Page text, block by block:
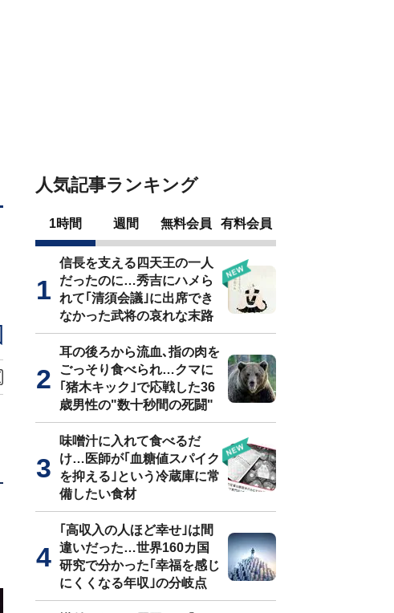
人気記事ランキング
1時間 週間 無料会員 有料会員
信長を支える四天王の一人
だったのに…秀吉にハメら
れて｢清須会議｣に出席でき
なかった武将の哀れな末路
耳の後ろから流血､指の肉を
ごっそり食べられ…クマに
｢猪木キック｣で応戦した36
歳男性の"数十秒間の死闘"
味噌汁に入れて食べるだ
け…医師が｢血糖値スパイク
を抑える｣という冷蔵庫に常
備したい食材
｢高収入の人ほど幸せ｣は間
違いだった…世界160カ国
研究で分かった｢幸福を感じ
にくくなる年収｣の分岐点